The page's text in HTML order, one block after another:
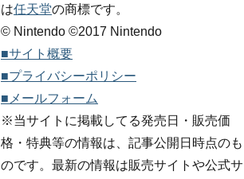
は任天堂の商標です。
© Nintendo ©2017 Nintendo
■サイト概要
■プライバシーポリシー
■メールフォーム
※当サイトに掲載してる発売日・販売価
格・特典等の情報は、記事公開日時点のも
のです。最新の情報は販売サイトや公式サ